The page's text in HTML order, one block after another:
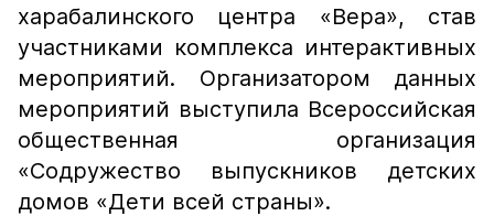
харабалинского центра «Вера», став
участниками комплекса интерактивных
мероприятий. Организатором данных
мероприятий выступила Всероссийская
общественная организация
«Содружество выпускников детских
домов «Дети всей страны».